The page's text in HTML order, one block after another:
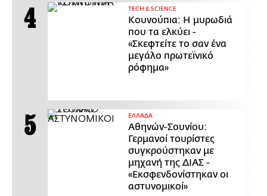
ΤECH & SCIENCE
Κουνούπια: Η μυρωδιά
που τα ελκύει -
«Σκεφτείτε το σαν ένα
μεγάλο πρωτεϊνικό
ρόφημα»
ΕΛΛΑΔΑ
Αθηνών-Σουνίου:
Γερμανοί τουρίστες
συγκρούστηκαν με
μηχανή της ΔΙΑΣ -
«Εκσφενδονίστηκαν οι
αστυνομικοί»